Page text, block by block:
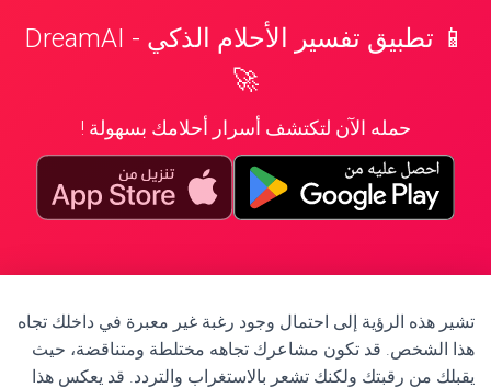
📱 تطبيق تفسير الأحلام الذكي - DreamAI
🚀
حمله الآن لتكتشف أسرار أحلامك بسهولة !
تشير هذه الرؤية إلى احتمال وجود رغبة غير معبرة في داخلك تجاه
هذا الشخص. قد تكون مشاعرك تجاهه مختلطة ومتناقضة، حيث
يقبلك من رقبتك ولكنك تشعر بالاستغراب والتردد. قد يعكس هذا